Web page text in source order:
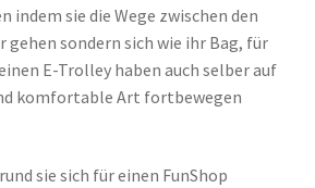
indem sie die Wege zwischen den
gehen sondern sich wie ihr Bag, für
E-Trolley haben auch selber auf
komfortable Art fortbewegen
sie sich für einen FunShop